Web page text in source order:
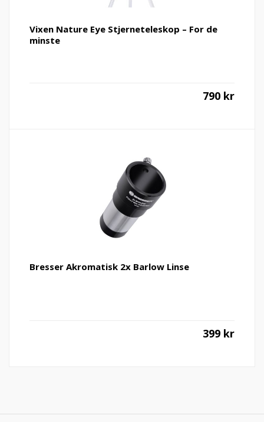
Vixen Nature Eye Stjerneteleskop – For de
minste
790 kr
Bresser Akromatisk 2x Barlow Linse
399 kr